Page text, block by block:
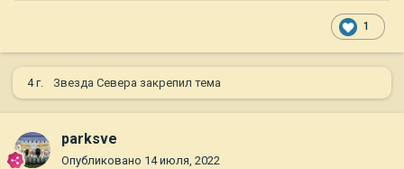
1
4 г. Звезда Севера закрепил тема
parksve
Опубликовано 14 июля, 2022